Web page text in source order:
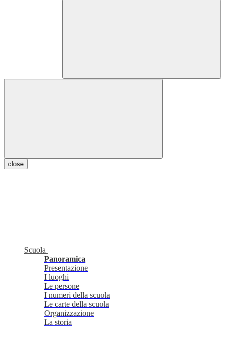
close
Scuola
Panoramica
Presentazione
I luoghi
Le persone
I numeri della scuola
Le carte della scuola
Organizzazione
La storia